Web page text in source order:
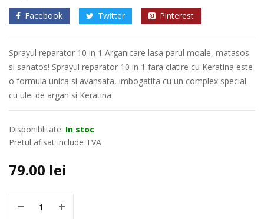
Facebook Twitter Pinterest
Sprayul reparator 10 in 1 Arganicare lasa parul moale, matasos
si sanatos! Sprayul reparator 10 in 1 fara clatire cu Keratina este
o formula unica si avansata, imbogatita cu un complex special
cu ulei de argan si Keratina
Disponiblitate: In stoc
Pretul afisat include TVA
79.00 lei